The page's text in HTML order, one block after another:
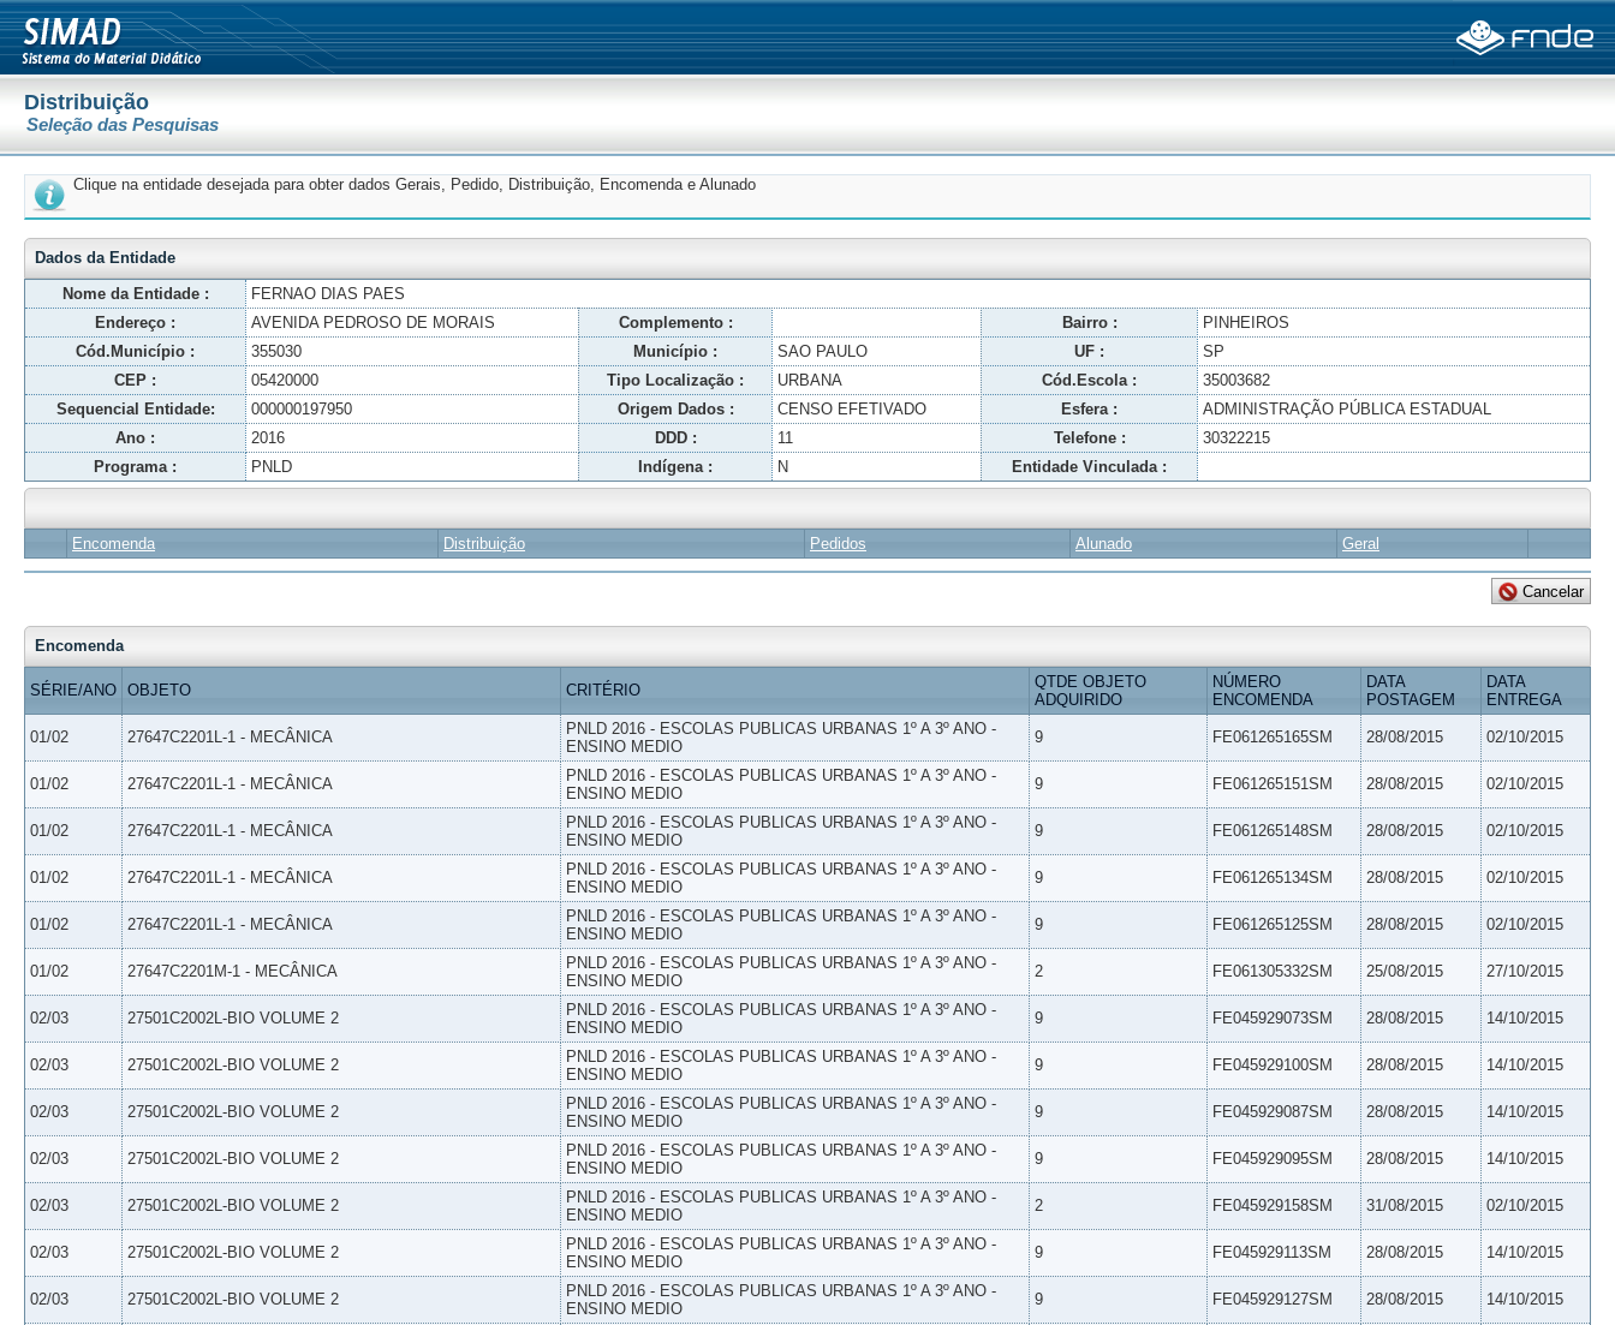
Distribuição
Seleção das Pesquisas
Clique na entidade desejada para obter dados Gerais, Pedido, Distribuição, Encomenda e Alunado
Dados da Entidade
Nome da Entidade :
FERNAO DIAS PAES
Endereço :
AVENIDA PEDROSO DE MORAIS Complemento : Bairro :
PINHEIROS
Cód.Município :
355030 Município : SAO PAULO UF :
SP
CEP :
05420000 Tipo Localização : URBANA Cód.Escola :
35003682
Sequencial Entidade:
000000197950 Origem Dados : CENSO EFETIVADO Esfera :
ADMINISTRAÇÃO PÚBLICA ESTADUAL
Ano :
2016 DDD : 11 Telefone :
30322215
Programa :
PNLD Indígena : N Entidade Vinculada :
Encomenda Distribuição Pedidos Alunado Geral
Encomenda
SÉRIE/ANO OBJETO CRITÉRIO
QTDE OBJETO
ADQUIRIDO
NÚMERO
ENCOMENDA
DATA
POSTAGEM
DATA
ENTREGA
01/02 27647C2201L-1 - MECÂNICA
PNLD 2016 - ESCOLAS PUBLICAS URBANAS 1º A 3º ANO -
ENSINO MEDIO
9 FE061265165SM 28/08/2015 02/10/2015
01/02 27647C2201L-1 - MECÂNICA
PNLD 2016 - ESCOLAS PUBLICAS URBANAS 1º A 3º ANO -
ENSINO MEDIO
9 FE061265151SM 28/08/2015 02/10/2015
01/02 27647C2201L-1 - MECÂNICA
PNLD 2016 - ESCOLAS PUBLICAS URBANAS 1º A 3º ANO -
ENSINO MEDIO
9 FE061265148SM 28/08/2015 02/10/2015
01/02 27647C2201L-1 - MECÂNICA
PNLD 2016 - ESCOLAS PUBLICAS URBANAS 1º A 3º ANO -
ENSINO MEDIO
9 FE061265134SM 28/08/2015 02/10/2015
01/02 27647C2201L-1 - MECÂNICA
PNLD 2016 - ESCOLAS PUBLICAS URBANAS 1º A 3º ANO -
ENSINO MEDIO
9 FE061265125SM 28/08/2015 02/10/2015
01/02 27647C2201M-1 - MECÂNICA
PNLD 2016 - ESCOLAS PUBLICAS URBANAS 1º A 3º ANO -
ENSINO MEDIO
2 FE061305332SM 25/08/2015 27/10/2015
02/03 27501C2002L-BIO VOLUME 2
PNLD 2016 - ESCOLAS PUBLICAS URBANAS 1º A 3º ANO -
ENSINO MEDIO
9 FE045929073SM 28/08/2015 14/10/2015
02/03 27501C2002L-BIO VOLUME 2
PNLD 2016 - ESCOLAS PUBLICAS URBANAS 1º A 3º ANO -
ENSINO MEDIO
9 FE045929100SM 28/08/2015 14/10/2015
02/03 27501C2002L-BIO VOLUME 2
PNLD 2016 - ESCOLAS PUBLICAS URBANAS 1º A 3º ANO -
ENSINO MEDIO
9 FE045929087SM 28/08/2015 14/10/2015
02/03 27501C2002L-BIO VOLUME 2
PNLD 2016 - ESCOLAS PUBLICAS URBANAS 1º A 3º ANO -
ENSINO MEDIO
9 FE045929095SM 28/08/2015 14/10/2015
02/03 27501C2002L-BIO VOLUME 2
PNLD 2016 - ESCOLAS PUBLICAS URBANAS 1º A 3º ANO -
ENSINO MEDIO
2 FE045929158SM 31/08/2015 02/10/2015
02/03 27501C2002L-BIO VOLUME 2
PNLD 2016 - ESCOLAS PUBLICAS URBANAS 1º A 3º ANO -
ENSINO MEDIO
9 FE045929113SM 28/08/2015 14/10/2015
02/03 27501C2002L-BIO VOLUME 2
PNLD 2016 - ESCOLAS PUBLICAS URBANAS 1º A 3º ANO -
ENSINO MEDIO
9 FE045929127SM 28/08/2015 14/10/2015